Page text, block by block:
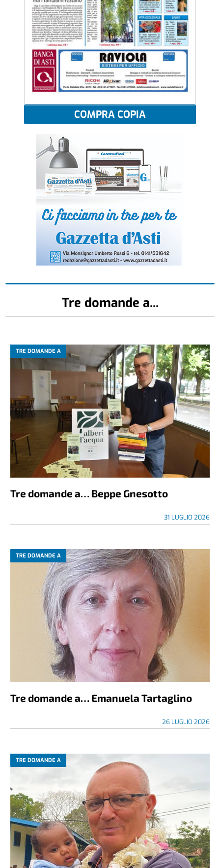
COMPRA COPIA
Tre domande a...
TRE DOMANDE A
Tre domande a… Beppe Gnesotto
31 LUGLIO 2026
TRE DOMANDE A
Tre domande a… Emanuela Tartaglino
26 LUGLIO 2026
TRE DOMANDE A